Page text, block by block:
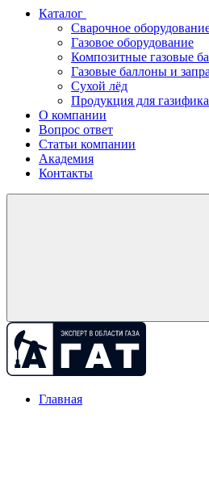
Каталог
Сварочное
Газовое оборудование
Композитные газовые
Газовые баллоны и
Сухой лёд
Продукция для
О компании
Вопрос ответ
Статьи компании
Академия
Контакты
Главная